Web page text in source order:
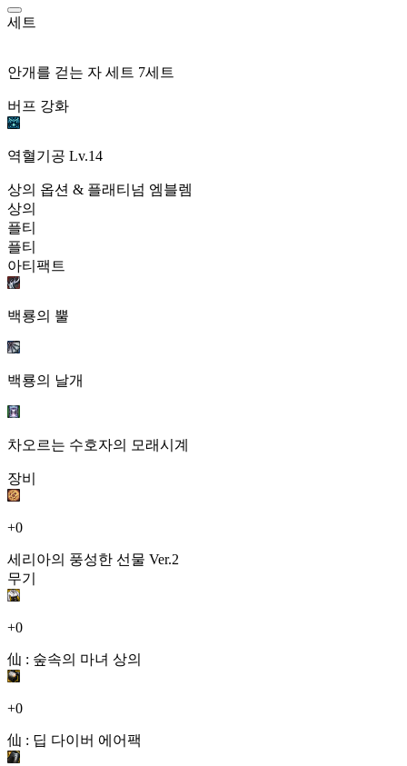
세트
안개를 걷는 자 세트 7세트
버프 강화
역혈기공 Lv.14
상의 옵션 & 플래티넘 엠블렘
상의
플티
플티
아티팩트
백룡의 뿔
백룡의 날개
차오르는 수호자의 모래시계
장비
+0
세리아의 풍성한 선물 Ver.2
무기
+0
仙 : 숲속의 마녀 상의
+0
仙 : 딥 다이버 에어팩